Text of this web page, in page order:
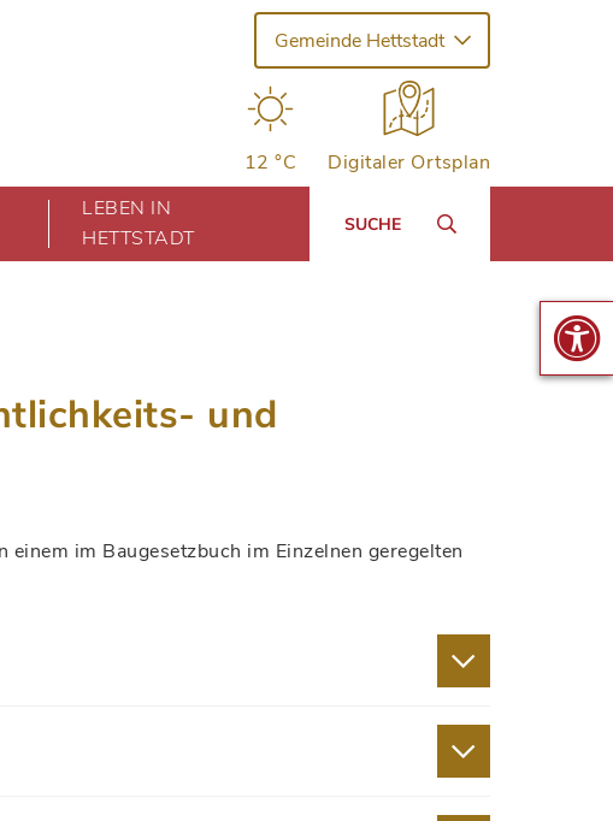
Gemeinde Hettstadt
12 °C
Digitaler Ortsplan
LEBEN IN
HETTSTADT
SUCHE
und
einem im Baugesetzbuch im Einzelnen geregelten